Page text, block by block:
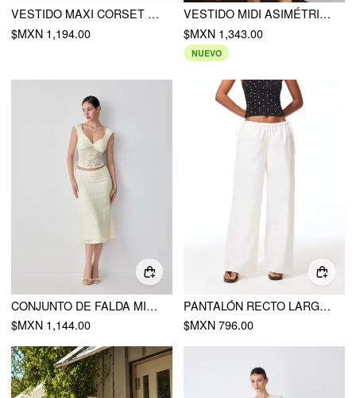
VESTIDO MAXI CORSET MERMAID CON CUELLO COWL Y ENCAJE
$MXN 1,194.00
VESTIDO MIDI ASIMÉTRICO A-LINE CON CUELLO CUADRADO Y CORBATA FRONTAL DE SATÉN/CRESPÓN CON ESTAMPADO DE CUADROS
$MXN 1,343.00
NUEVO
CONJUNTO DE FALDA MIDI DE TIRO BAJO Y TOP SIN ESPALDA CON ENCAJE FLORAL Y CORDÓN
$MXN 1,144.00
PANTALÓN RECTO LARGO DE TIRO BAJO CON CORDÓN
$MXN 796.00